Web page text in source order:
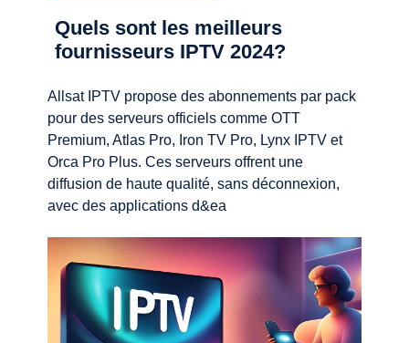
Quels sont les meilleurs
fournisseurs IPTV 2024?
Allsat IPTV propose des abonnements par pack
pour des serveurs officiels comme OTT
Premium, Atlas Pro, Iron TV Pro, Lynx IPTV et
Orca Pro Plus. Ces serveurs offrent une
diffusion de haute qualité, sans déconnexion,
avec des applications d&ea